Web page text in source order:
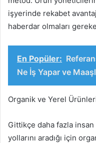
işyerinde rekabet
haberdar olmaları
En Popüler:
Ne İş Yapar ve
Organik ve Yerel
Gittikçe daha fazla insan
yollarını aradığı için